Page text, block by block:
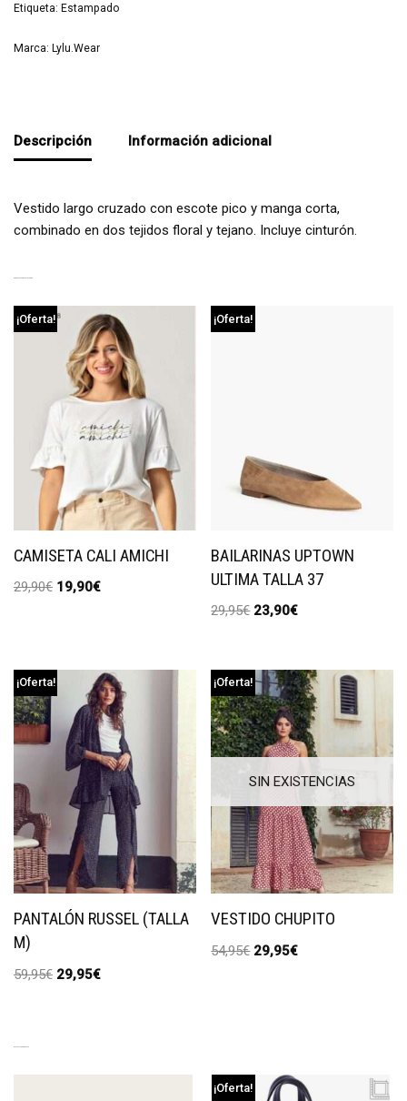
Etiqueta: Estampado
Marca: Lylu.Wear
Descripción Información adicional
Vestido largo cruzado con escote pico y manga corta,
combinado en dos tejidos floral y tejano. Incluye cinturón.
¡Oferta!
CAMISETA CALI AMICHI
29,90€ 19,90€
¡Oferta!
BAILARINAS UPTOWN
ULTIMA TALLA 37
29,95€ 23,90€
¡Oferta!
PANTALÓN RUSSEL (TALLA
M)
59,95€ 29,95€
SIN EXISTENCIAS
¡Oferta!
VESTIDO CHUPITO
54,95€ 29,95€
¡Oferta!